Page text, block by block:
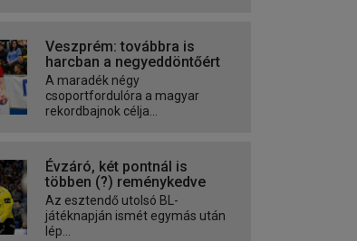
Veszprém: továbbra is
harcban a negyeddöntőért
A maradék négy
csoportfordulóra a magyar
rekordbajnok célja...
Évzáró, két pontnál is
többen (?) reménykedve
Az esztendő utolsó BL-
játéknapján ismét egymás után
lép...